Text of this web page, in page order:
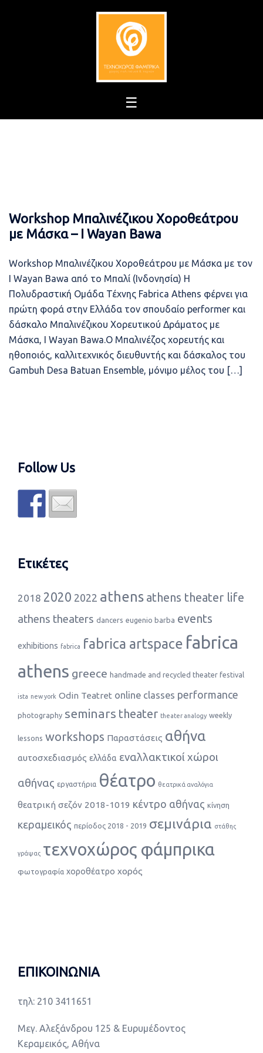
Workshop Μπαλινέζικου Χοροθεάτρου
με Μάσκα – I Wayan Bawa
Workshop Μπαλινέζικου Χοροθεάτρου με Μάσκα με τον
I Wayan Bawa από το Μπαλί (Ινδονησία) Η
Πολυδραστική Ομάδα Τέχνης Fabrica Athens φέρνει για
πρώτη φορά στην Ελλάδα τον σπουδαίο performer και
δάσκαλο Μπαλινέζικου Χορευτικού Δράματος με
Μάσκα, I Wayan Bawa.Ο Μπαλινέζος χορευτής και
ηθοποιός, καλλιτεχνικός διευθυντής και δάσκαλος του
Gambuh Desa Batuan Ensemble, μόνιμο μέλος του […]
Follow Us
Ετικέτες
2018 2020 2022 athens athens theater life
athens theaters dancers eugenio barba events
exhibitions fabrica fabrica artspace fabrica
athens greece handmade and recycled theater festival
ista new york Odin Teatret online classes performance
photography seminars theater theater analogy weekly
lessons workshops Παραστάσεις αθήνα
αυτοσχεδιασμός ελλάδα εναλλακτικοί χώροι
αθήνας εργαστήρια θέατρο θεατρικά αναλόγια
θεατρική σεζόν 2018-1019 κέντρο αθήνας κίνηση
κεραμεικός περίοδος 2018 - 2019 σεμινάρια στάθης
γράψας τεχνοχώρος φάμπρικα
φωτογραφία χοροθέατρο χορός
ΕΠΙΚΟΙΝΩΝΙΑ
τηλ: 210 3411651
Μεγ. Αλεξάνδρου 125 & Ευρυμέδοντος
Κεραμεικός, Αθήνα